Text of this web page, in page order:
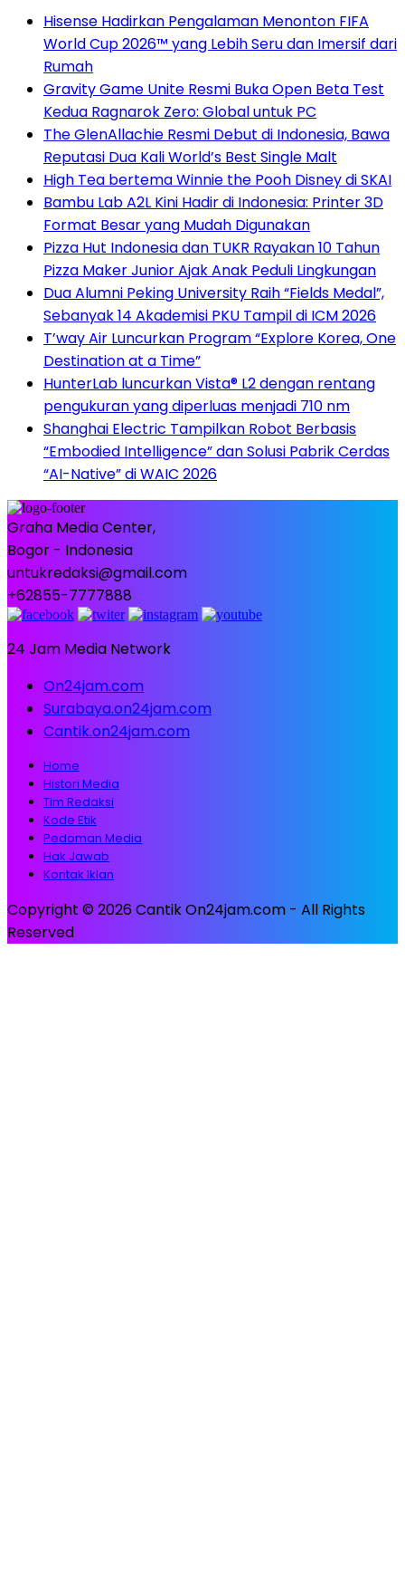
Hisense Hadirkan Pengalaman Menonton FIFA
World Cup 2026™ yang Lebih Seru dan Imersif dari
Rumah
Gravity Game Unite Resmi Buka Open Beta Test
Kedua Ragnarok Zero: Global untuk PC
The GlenAllachie Resmi Debut di Indonesia, Bawa
Reputasi Dua Kali World’s Best Single Malt
High Tea bertema Winnie the Pooh Disney di SKAI
Bambu Lab A2L Kini Hadir di Indonesia: Printer 3D
Format Besar yang Mudah Digunakan
Pizza Hut Indonesia dan TUKR Rayakan 10 Tahun
Pizza Maker Junior Ajak Anak Peduli Lingkungan
Dua Alumni Peking University Raih “Fields Medal”,
Sebanyak 14 Akademisi PKU Tampil di ICM 2026
T’way Air Luncurkan Program “Explore Korea, One
Destination at a Time”
HunterLab luncurkan Vista® L2 dengan rentang
pengukuran yang diperluas menjadi 710 nm
Shanghai Electric Tampilkan Robot Berbasis
“Embodied Intelligence” dan Solusi Pabrik Cerdas
“AI-Native” di WAIC 2026
Graha Media Center,
Bogor - Indonesia
untukredaksi@gmail.com
+62855-7777888
24 Jam Media Network
On24jam.com
Surabaya.on24jam.com
Cantik.on24jam.com
Home
Histori Media
Tim Redaksi
Kode Etik
Pedoman Media
Hak Jawab
Kontak Iklan
Copyright © 2026 Cantik On24jam.com - All Rights
Reserved